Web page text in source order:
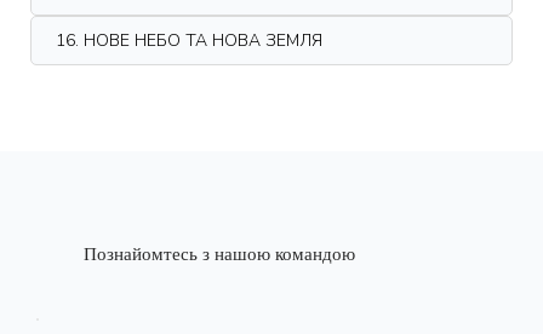
16. НОВЕ НЕБО ТА НОВА ЗЕМЛЯ
Познайомтесь з нашою командою